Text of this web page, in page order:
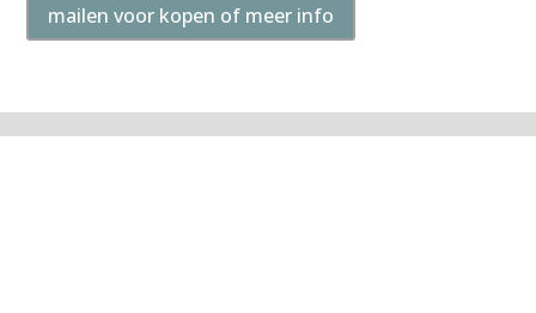
mailen voor kopen of meer info